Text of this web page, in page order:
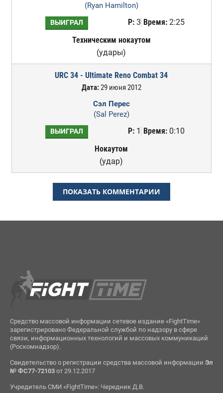
(Ryan Hamilton)
ВЫИГРАЛ Р:3 Время:2:25
Техническим нокаутом
(удары)
URC 34 - Ultimate Reno Combat 34
Дата:29 июня 2012
Сэл Перес
(Sal Perez)
ВЫИГРАЛ Р:1 Время:0:10
Нокаутом
(удар)
ПОКАЗАТЬ КОММЕНТАРИИ
Средство массовой информации сетевое издание «FightTime»
зарегистрировано Федеральной службой по надзору в сфере
связи, информационных технологий и массовых коммуникаций
(Роскомнадзор).
Свидетельство о регистрации средства массовой информации Эл
№ ФС77-72103от 29.12.2017
Учредитель СМИ «FightTime»: Чередник Д.В.